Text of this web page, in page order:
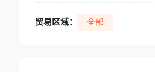
贸易区域： 全部